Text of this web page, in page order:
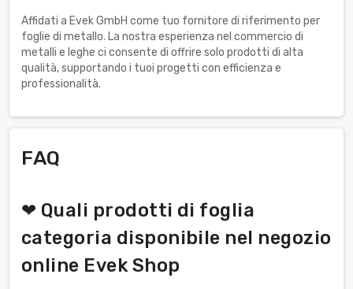
Affidati a Evek GmbH come tuo fornitore di riferimento per
foglie di metallo. La nostra esperienza nel commercio di
metalli e leghe ci consente di offrire solo prodotti di alta
qualità, supportando i tuoi progetti con efficienza e
professionalità.
FAQ
❤ Quali prodotti di foglia
categoria disponibile nel negozio
online Evek Shop